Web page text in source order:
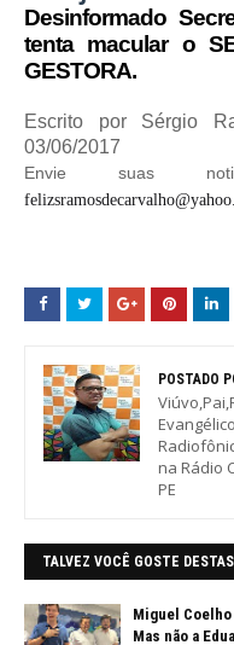
Desinformado
tenta macular o
GESTORA.
Escrito por Sérgio
03/06/2017
Envie suas
POSTADO
na Rádio
PE
TALVEZ VOCÊ GOSTE
Miguel Coelho
Mas não a